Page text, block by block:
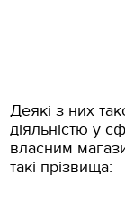
Деякі з них
діяльністю у
власним
такі прізвища: